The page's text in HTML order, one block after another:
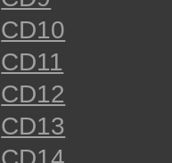
CD10
CD11
CD12
CD13